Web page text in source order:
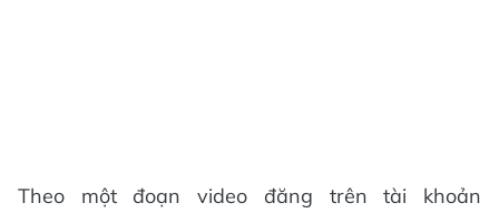
Theo một đoạn video đăng trên tài khoản